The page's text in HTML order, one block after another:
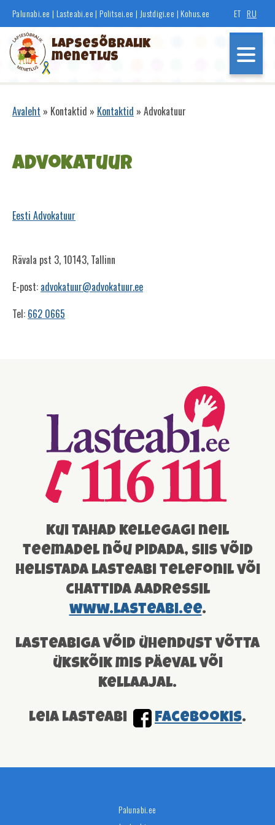
Liigu
edasi
põhisisu
juurde
Palunabi.ee | Lasteabi.ee | Politsei.ee | Justdigi.ee | Kohus.ee ET RU
Lapsesõbralik
menetlus
Avaleht Kontaktid Kontaktid Advokatuur
Advokatuur
Eesti Advokatuur
Rävala pst 3, 10143, Tallinn
E-post: advokatuur@advokatuur.ee
Tel: 662 0665
Kui tahad kellegagi neil
teemadel nõu pidada, siis võid
helistada lasteabi telefonil või
chattida aadressil
www.lasteabi.ee.
Lasteabiga võid ühendust võtta
ükskõik mis päeval või
kellaajal.
Leia Lasteabi facebookis.
Palunabi.ee